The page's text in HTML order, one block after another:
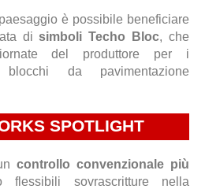
è possibile beneficiare
disimboli Techo Bloc, che
del produttore per i
da pavimentazione
SPOTLIGHT
controllo convenzionale più
flessibili sovrascritture nella